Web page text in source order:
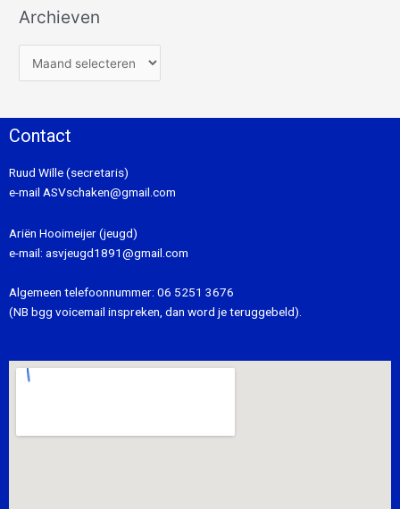
Archieven
Contact
Ruud Wille (secretaris)
e-mail ASVschaken@gmail.com
Ariën Hooimeijer (jeugd)
e-mail: asvjeugd1891@gmail.com
Algemeen telefoonnummer: 06 5251 3676
(NB bgg voicemail inspreken, dan word je teruggebeld).